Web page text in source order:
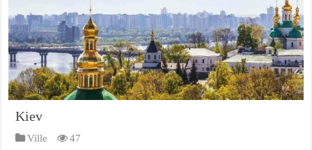
Kiev
Ville 47